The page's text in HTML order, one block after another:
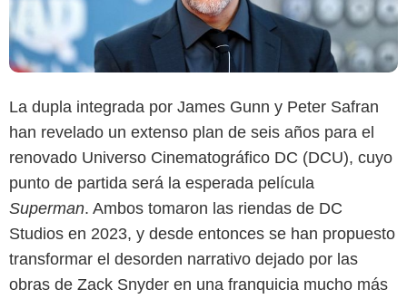
La dupla integrada por James Gunn y Peter Safran
han revelado un extenso plan de seis años para el
renovado Universo Cinematográfico DC (DCU), cuyo
punto de partida será la esperada película
Superman. Ambos tomaron las riendas de DC
Studios en 2023, y desde entonces se han propuesto
transformar el desorden narrativo dejado por las
obras de Zack Snyder en una franquicia mucho más